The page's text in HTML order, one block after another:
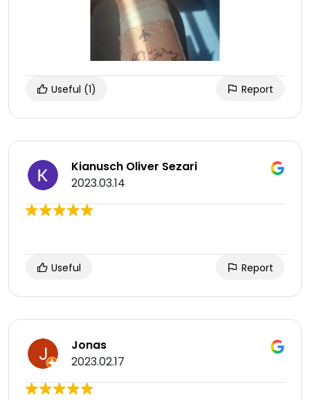
Useful (1) Report
Kianusch Oliver Sezari
2023.03.14
Useful Report
Jonas
2023.02.17